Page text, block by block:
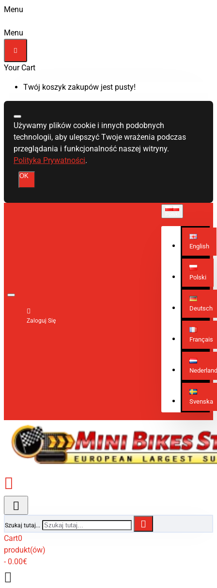
Menu
Menu
Your Cart
Twój koszyk zakupów jest pusty!
Używamy plików cookie i innych podobnych
technologii, aby ulepszyć Twoje wrażenia podczas
przeglądania i funkcjonalność naszej witryny.
Polityka Prywatności.
OK
Zaloguj Się
English
Polski
Deutsch
Français
Svenska
Szukaj tutaj...
Cart0
produkt(ów)
- 0.00€